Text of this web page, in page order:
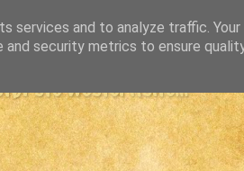
westernsite...
services and to analyze traffic.
security metrics to ensure